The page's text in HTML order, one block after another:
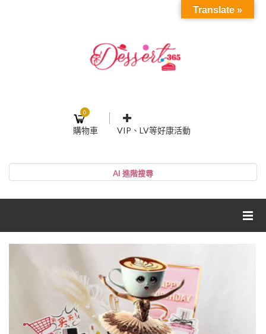
0
購物車 VIP、LV等好康活動
帳號
記住我
網紅媽咪蛋糕心得分享
加入甜點廚師接單平台
Translate »